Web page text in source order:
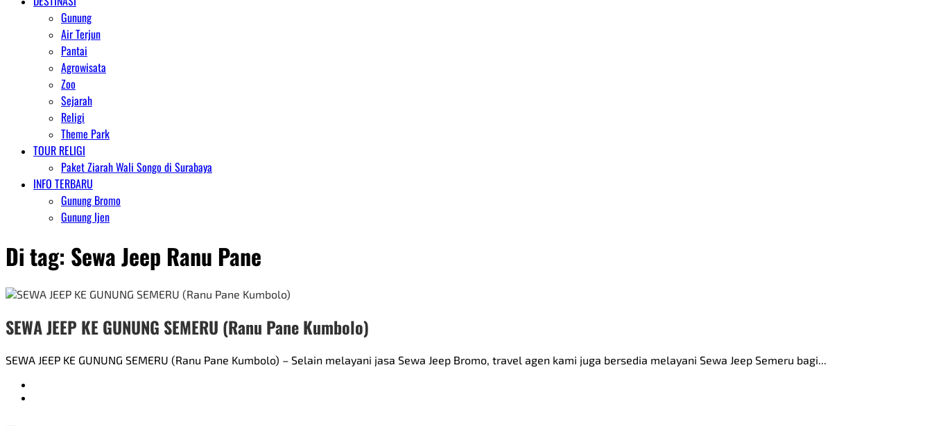
Gunung
Air Terjun
Pantai
Agrowisata
Zoo
Sejarah
Religi
Theme Park
TOUR RELIGI
Paket Ziarah Wali Songo di Surabaya
INFO TERBARU
Gunung Bromo
Gunung Ijen
Di tag: Sewa Jeep Ranu Pane
SEWA JEEP KE GUNUNG SEMERU (Ranu Pane Kumbolo)
SEWA JEEP KE GUNUNG SEMERU (Ranu Pane Kumbolo) – Selain melayani jasa Sewa Jeep Bromo, travel agen kami juga bersedia melayani Sewa Jeep Semeru bagi...